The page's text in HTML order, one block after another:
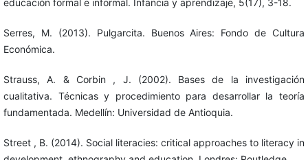
educación formal e informal. Infancia y aprendizaje, 5(17), 3-18.
Serres, M. (2013). Pulgarcita. Buenos Aires: Fondo de Cultura
Económica.
Strauss, A. & Corbin , J. (2002). Bases de la investigación
cualitativa. Técnicas y procedimiento para desarrollar la teoría
fundamentada. Medellín: Universidad de Antioquia.
Street , B. (2014). Social literacies: critical approaches to literacy in